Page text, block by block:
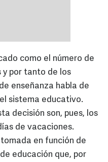
como el número de
y por tanto de los
enseñanza habla de
sistema educativo.
decisión son, pues, los
de vacaciones.
en función de
educación que, por